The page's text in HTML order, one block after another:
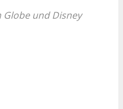
Globe und Disney